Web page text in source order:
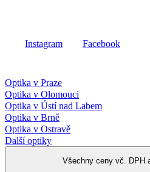
Instagram Facebook
Optika v Praze
Optika v Olomouci
Optika v Ústí nad Labem
Optika v Brně
Optika v Ostravě
Další optiky
Všechny ceny vč. DPH